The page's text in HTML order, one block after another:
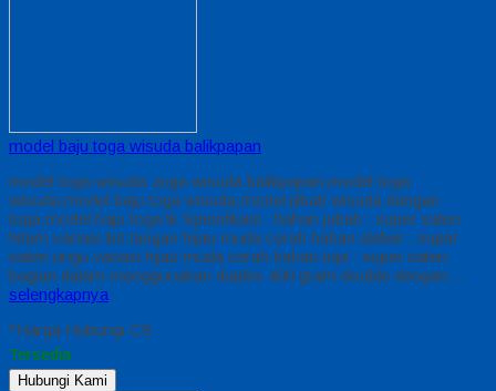
model baju toga wisuda balikpapan
model toga wisuda ,toga wisuda balikpapan,model toga
wisuda,model baju toga wisuda,model jilbab wisuda dengan
toga,model baju toga tk Spesifikasi : bahan jubah : super saten
hitam variasi list tangan hijau muda cerah bahan sleber ; super
saten ungu variasi hijau muda cerah bahan topi : super saten
bagian dalam menggunakan duplex 400 gram double dengan…
selengkapnya
*Harga Hubungi CS
Tersedia
Hubungi Kami